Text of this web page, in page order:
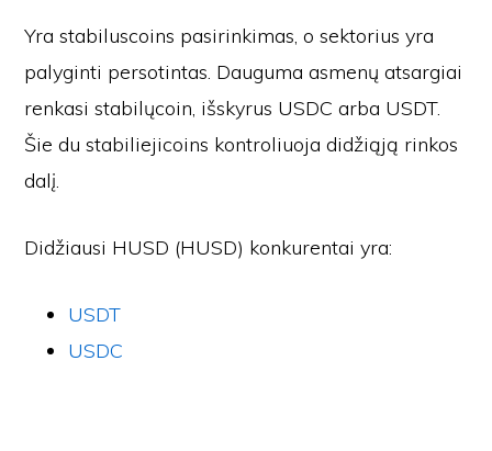
Yra stabiluscoins pasirinkimas, o sektorius yra
palyginti persotintas. Dauguma asmenų atsargiai
renkasi stabilųcoin, išskyrus USDC arba USDT.
Šie du stabiliejicoins kontroliuoja didžiąją rinkos
dalį.
Didžiausi HUSD (HUSD) konkurentai yra:
USDT
USDC